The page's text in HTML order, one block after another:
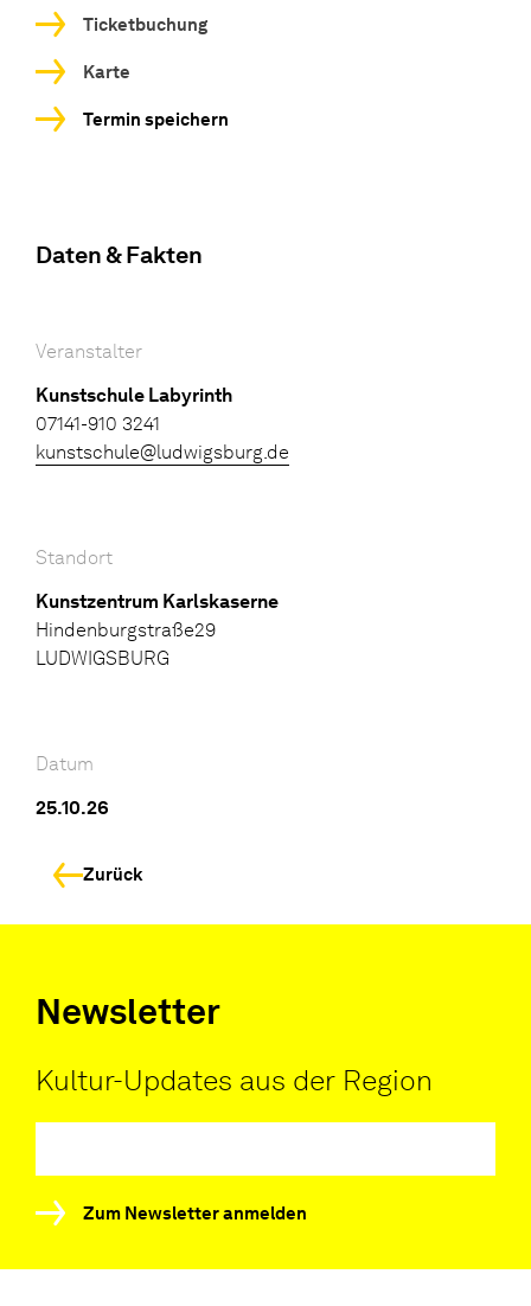
Ticketbuchung
Karte
Termin speichern
Daten & Fakten
Veranstalter
Kunstschule Labyrinth
07141-910 3241
kunstschule@ludwigsburg.de
Standort
Kunstzentrum Karlskaserne
Hindenburgstraße29
LUDWIGSBURG
Datum
25.10.26
Zurück
Newsletter
Kultur-Updates aus der Region
Zum Newsletter anmelden